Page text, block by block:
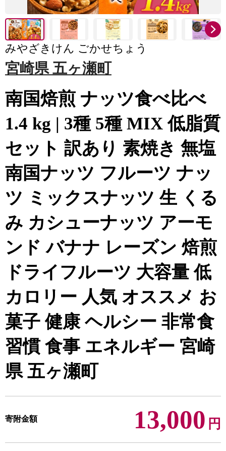
みやざきけん ごかせちょう
宮崎県 五ヶ瀬町
南国焙煎 ナッツ食べ比べ
1.4 kg | 3種 5種 MIX 低脂質
セット 訳あり 素焼き 無塩
南国ナッツ フルーツ ナッ
ツ ミックスナッツ 生 くる
み カシューナッツ アーモ
ンド バナナ レーズン 焙煎
ドライフルーツ 大容量 低
カロリー 人気 オススメ お
菓子 健康 ヘルシー 非常食
習慣 食事 エネルギー 宮崎
県 五ヶ瀬町
寄附金額 13,000 円